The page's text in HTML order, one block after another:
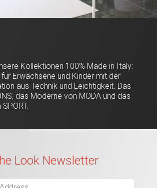
Kollektionen 100% Made in Italy:
Erwachsene und Kinder mit der
aus Technik und Leichtigkeit. Das
das Moderne von MODA und das
Look Newsletter